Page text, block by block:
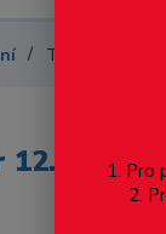
Trubka -
mm -
1. Pro
2.